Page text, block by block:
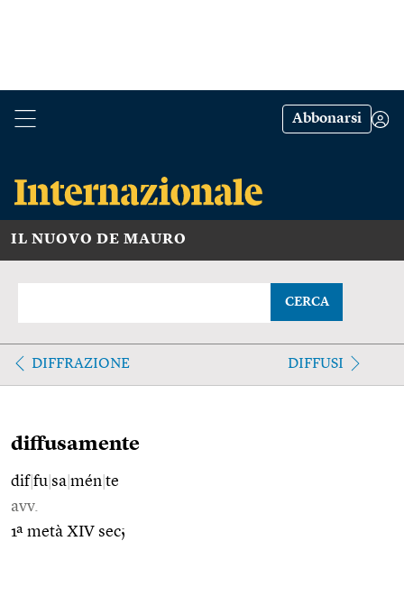
Abbonarsi
IL NUOVO DE MAURO
CERCA
DIFFRAZIONE DIFFUSI
diffusamente
dif|fu sa mén te
avv.
1ª metà XIV sec;